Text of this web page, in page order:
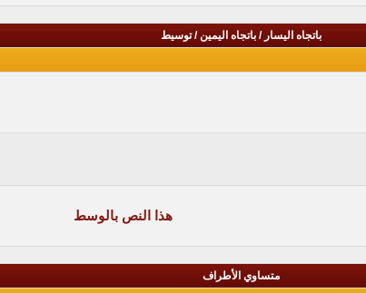
باتجاه اليسار / باتجاه اليمين / توسيط
هذا النص بالوسط
متساوي الأطراف